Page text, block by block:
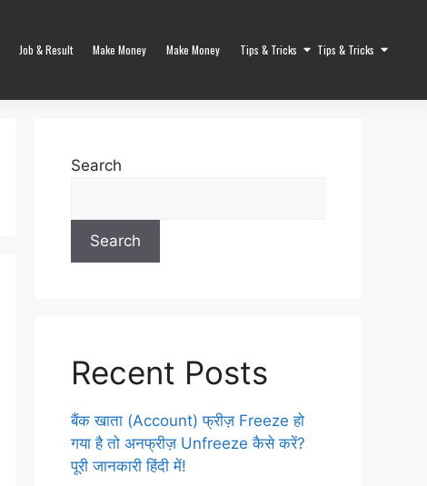
Job & Result Make Money Make Money Tips & Tricks Tips & Tricks
Search
Search
Recent Posts
बैंक खाता (Account) फ्रीज़ Freeze हो
गया है तो अनफ्रीज़ Unfreeze कैसे करें?
पूरी जानकारी हिंदी में!